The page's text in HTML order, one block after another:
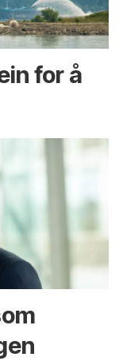
for å